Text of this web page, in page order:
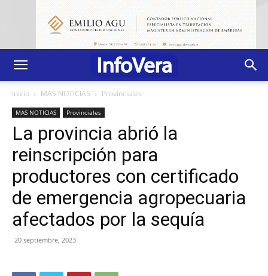
Inicio MAS NOTICIAS Provinciales
MAS NOTICIAS Provinciales
La provincia abrió la
reinscripción para
productores con certificado
de emergencia agropecuaria
afectados por la sequía
20 septiembre, 2023